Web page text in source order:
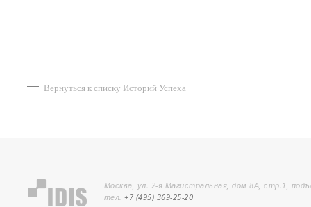
Вернуться к списку Историй Успеха
Москва, ул. 2-я Магистральная, дом 8А, стр.1,
тел.+7 (495) 369-25-20